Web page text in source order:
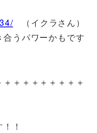
（イクラさん）
うパワーかもです
＋＋＋＋＋＋＋＋
！